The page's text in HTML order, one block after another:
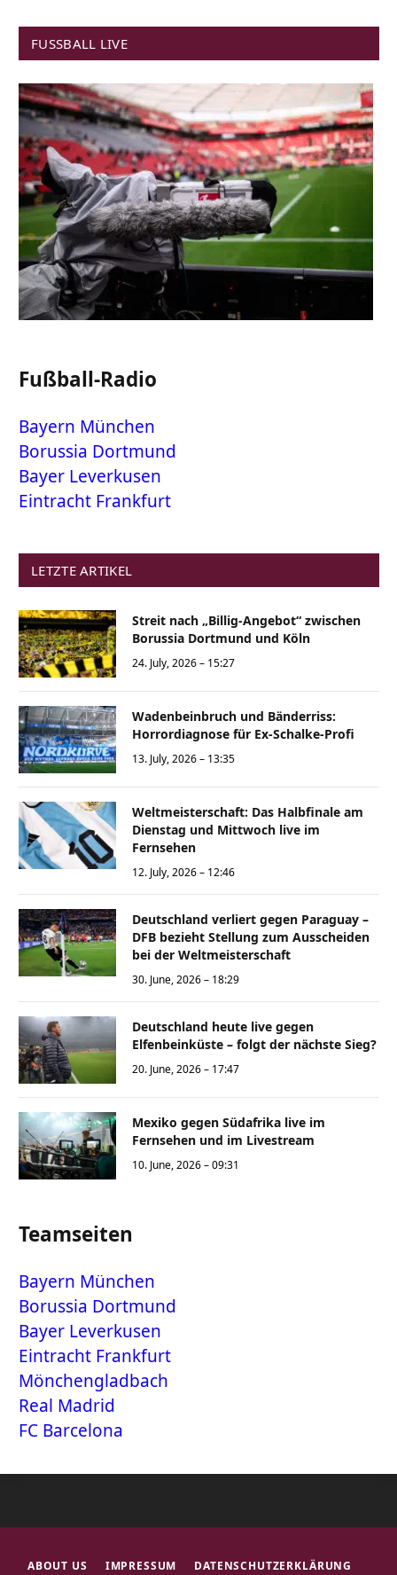
FUSSBALL LIVE
Fußball-Radio
Bayern München
Borussia Dortmund
Bayer Leverkusen
Eintracht Frankfurt
LETZTE ARTIKEL
Streit nach „Billig-Angebot“ zwischen
Borussia Dortmund und Köln
24. July, 2026 – 15:27
Wadenbeinbruch und Bänderriss:
Horrordiagnose für Ex-Schalke-Profi
13. July, 2026 – 13:35
Weltmeisterschaft: Das Halbfinale am
Dienstag und Mittwoch live im
Fernsehen
12. July, 2026 – 12:46
Deutschland verliert gegen Paraguay –
DFB bezieht Stellung zum Ausscheiden
bei der Weltmeisterschaft
30. June, 2026 – 18:29
Deutschland heute live gegen
Elfenbeinküste – folgt der nächste Sieg?
20. June, 2026 – 17:47
Mexiko gegen Südafrika live im
Fernsehen und im Livestream
10. June, 2026 – 09:31
Teamseiten
Bayern München
Borussia Dortmund
Bayer Leverkusen
Eintracht Frankfurt
Mönchengladbach
Real Madrid
FC Barcelona
ABOUT US IMPRESSUM DATENSCHUTZERKLÄRUNG